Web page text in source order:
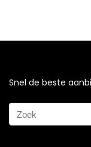
Snel de beste